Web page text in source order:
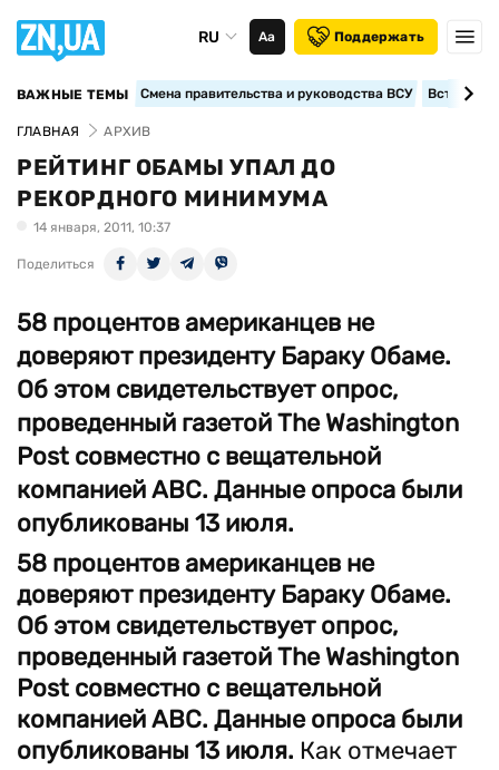
RU Аа Поддержать
ВАЖНЫЕ ТЕМЫ Смена правительства и руководства ВСУ
ГЛАВНАЯ АРХИВ
РЕЙТИНГ ОБАМЫ УПАЛ ДО
РЕКОРДНОГО МИНИМУМА
14 января, 2011, 10:37
Поделиться
58 процентов американцев не
доверяют президенту Бараку Обаме.
Об этом свидетельствует опрос,
проведенный газетой The Washington
Post совместно с вещательной
компанией ABC. Данные опроса были
опубликованы 13 июля.
58 процентов американцев не
доверяют президенту Бараку Обаме.
Об этом свидетельствует опрос,
проведенный газетой The Washington
Post совместно с вещательной
компанией ABC. Данные опроса были
опубликованы 13 июля. Как отмечает